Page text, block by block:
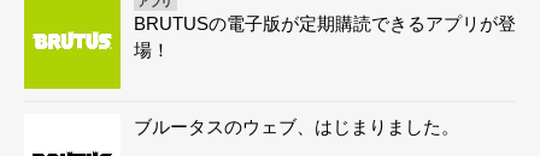
BRUTUSの電子版が定期購読できるアプリが登
場！
ブルータスのウェブ、はじまりました。